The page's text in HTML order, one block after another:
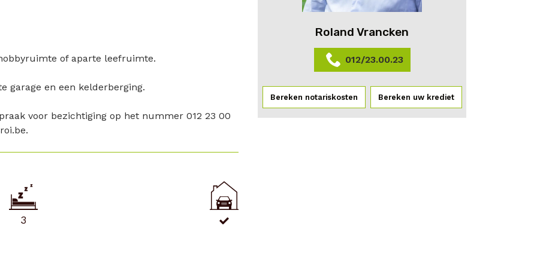
of aparte leefruimte.
garage en een kelderberging.
voor bezichtiging op het nummer 012 23 00
3
Roland Vrancken
012/23.00.23
Bereken notariskosten Bereken uw krediet